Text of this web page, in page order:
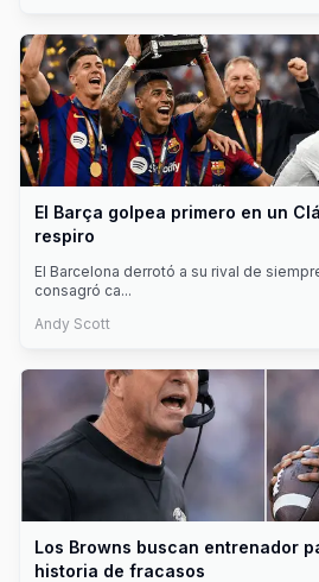
El Barça golpea primero en un
respiro
El Barcelona derrotó a su rival de
consagró ca...
Andy Scott
Los Browns buscan entrenador
historia de fracasos